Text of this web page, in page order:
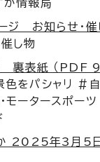
か情報局
ジ お知らせ・催
し物
裏表紙 （PDF
色をパシャリ ＃
モータースポーツ
2025年3月5